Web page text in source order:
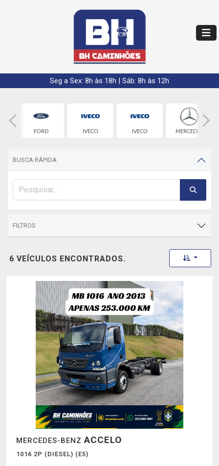
Seg a Sex: 8h às 18h | Sáb: 8h às 12h
FORD IVECO IVECO MERCEDES
BUSCA RÁPIDA
FILTROS
6 VEÍCULOS ENCONTRADOS. Toggle
MERCEDES-BENZACCELO
1016 2P (DIESEL) (E5)